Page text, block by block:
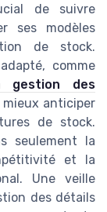
de suivre
ses modèles
de stock.
comme
gestion des
mieux anticiper
de stock.
seulement la
et la
Une veille
des détails